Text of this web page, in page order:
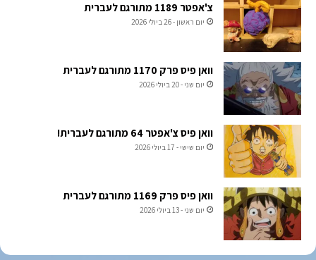
צ'אפטר 1189 מתורגם לעברית
יום ראשון - 26 ביולי 2026
וואן פיס פרק 1170 מתורגם לעברית
יום שני - 20 ביולי 2026
וואן פיס צ'אפטר 64 מתורגם לעברית!
יום שישי - 17 ביולי 2026
וואן פיס פרק 1169 מתורגם לעברית
יום שני - 13 ביולי 2026